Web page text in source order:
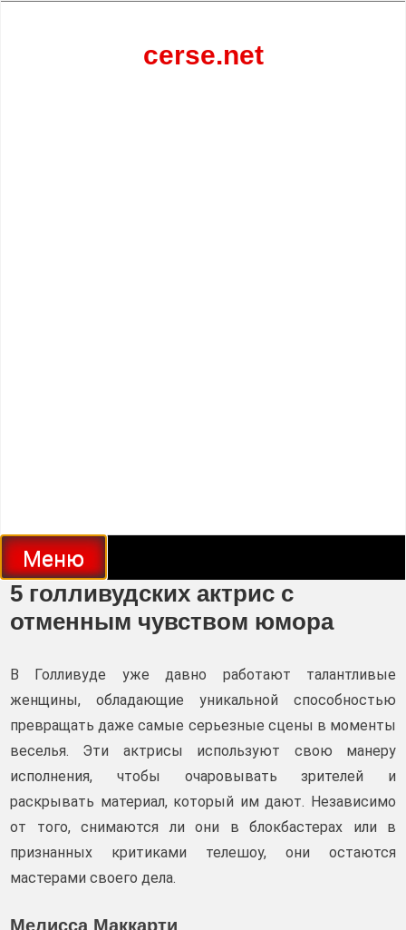
cerse.net
Меню
5 голливудских актрис с
отменным чувством юмора
В Голливуде уже давно работают талантливые
женщины, обладающие уникальной способностью
превращать даже самые серьезные сцены в моменты
веселья. Эти актрисы используют свою манеру
исполнения, чтобы очаровывать зрителей и
раскрывать материал, который им дают. Независимо
от того, снимаются ли они в блокбастерах или в
признанных критиками телешоу, они остаются
мастерами своего дела.
Мелисса Маккарти